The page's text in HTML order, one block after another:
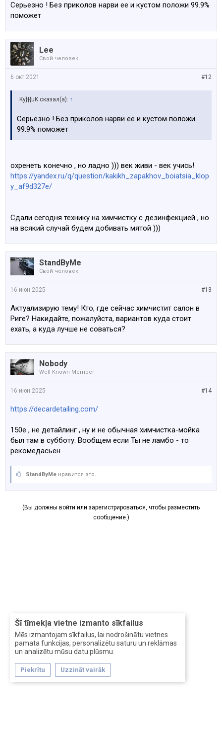
Šī tīmekļa vietne izmanto sīkfailus
Mēs izmantojam sīkfailus, lai nodrošinātu vietnes
pamata funkcijas, personalizētu saturu un reklāmas
un analizētu mūsu datu plūsmu.
Piekrītu Uzzināt vairāk
Серьезно ! Без приколов нарви ее и кустом положи 99.9%
поможет
Lee
Свой человек
#12
6 окт 2021
Ky}|{uK сказал(а): ↑
Серьезно ! Без приколов нарви ее и кустом положи
99.9% поможет
охренеть конечно , но ладно ))) век живи - век учись!
https://yandex.ru/q/question/kakikh_zapakhov_boiatsia_klop
y_af9d327e/
Сдали сегодня технику на химчистку с дезинфекцией , но
на всякий случай будем добивать мятой )))
StandByMe
Свой человек
#13
16 июн 2025
Актуализирую тему! Кто, где сейчас химчистит салон в
Риге? Накидайте, пожалуйста, вариантов куда стоит
ехать, а куда лучше не соваться?
Nobody
Well-Known Member
#14
16 июн 2025
https://decardetailing.com/
150e , не детайлинг , ну и не обычная химчистка-мойка
был там в субботу. Вообщем если Ты не ламбо - то
рекомедасьен
StandByMe нравится это.
(Вы должны войти или зарегистрироваться, чтобы разместить
сообщение.)